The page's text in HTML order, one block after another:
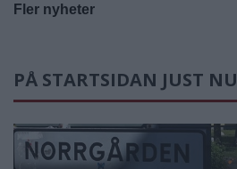
Fler nyheter
PÅ STARTSIDAN JUST NU